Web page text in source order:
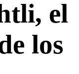
el
los